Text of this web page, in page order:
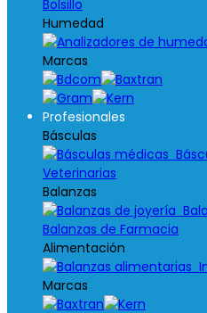
Bolsillo
Humedad
Marcas
Profesionales
Básculas
Veterinarias
Balanzas
Balanzas de Farmacia
Alimentación
Marcas